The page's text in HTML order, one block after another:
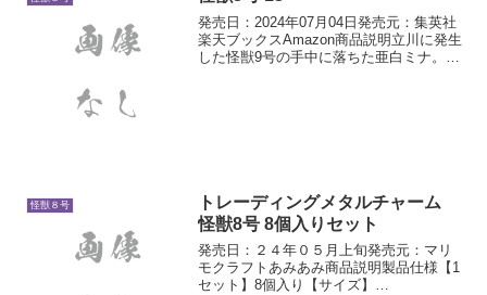
発売日：2024年07月04日発売元：集英社
楽天ブックスAmazon商品説明立川に発生
した怪獣9号の手中に落ちた亜白ミナ。救
怪獣８号
トレーディングメタルチャーム
怪獣8号 8個入りセット
発売日：２４年０５月上旬発売元：マリ
モクラフトあみあみ商品説明製品仕様【1
セット】8個入り【サイズ】